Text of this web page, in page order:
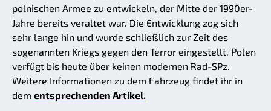
polnischen Armee zu entwickeln, der Mitte der 1990er-
Jahre bereits veraltet war. Die Entwicklung zog sich
sehr lange hin und wurde schließlich zur Zeit des
sogenannten Kriegs gegen den Terror eingestellt. Polen
verfügt bis heute über keinen modernen Rad-SPz.
Weitere Informationen zu dem Fahrzeug findet ihr in
dem entsprechenden Artikel.